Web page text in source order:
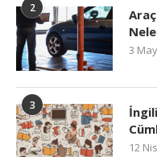
2
3
3
12